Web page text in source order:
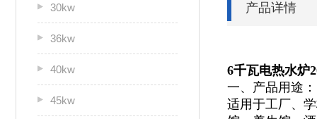
30kw
36kw
40kw
45kw
产品详情
6千瓦电热水炉
一、产品用途：
适用于工厂、